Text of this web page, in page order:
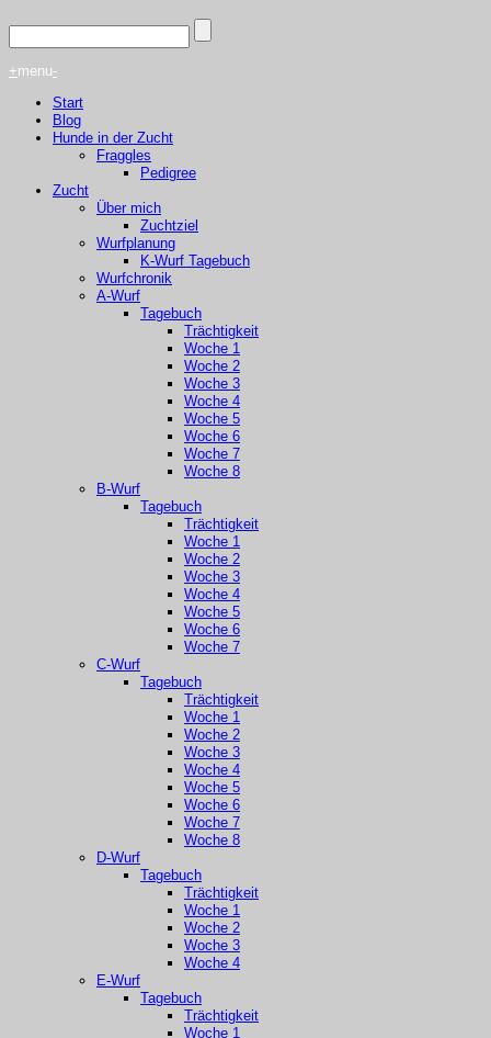
+menu-
Start
Blog
Hunde in der Zucht
Fraggles
Pedigree
Zucht
Über mich
Zuchtziel
Wurfplanung
K-Wurf Tagebuch
Wurfchronik
A-Wurf
Tagebuch
Trächtigkeit
Woche 1
Woche 2
Woche 3
Woche 4
Woche 5
Woche 6
Woche 7
Woche 8
B-Wurf
Tagebuch
Trächtigkeit
Woche 1
Woche 2
Woche 3
Woche 4
Woche 5
Woche 6
Woche 7
C-Wurf
Tagebuch
Trächtigkeit
Woche 1
Woche 2
Woche 3
Woche 4
Woche 5
Woche 6
Woche 7
Woche 8
D-Wurf
Tagebuch
Trächtigkeit
Woche 1
Woche 2
Woche 3
Woche 4
E-Wurf
Tagebuch
Trächtigkeit
Woche 1